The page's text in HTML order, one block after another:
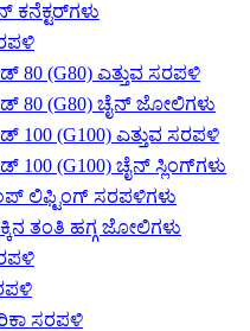
ಕನೆಕ್ಟರ್‌ಗಳು
80 (G80) ಎತ್ತುವ ಸರಪಳಿ
80 (G80) ಚೈನ್ ಜೋಲಿಗಳು
100 (G100) ಎತ್ತುವ ಸರಪಳಿ
100 (G100) ಚೈನ್ ಸ್ಲಿಂಗ್‌ಗಳು
ಲಿಫ್ಟಿಂಗ್ ಸರಪಳಿಗಳು
ತಂತಿ ಹಗ್ಗ ಜೋಲಿಗಳು
ಸರಪಳಿ